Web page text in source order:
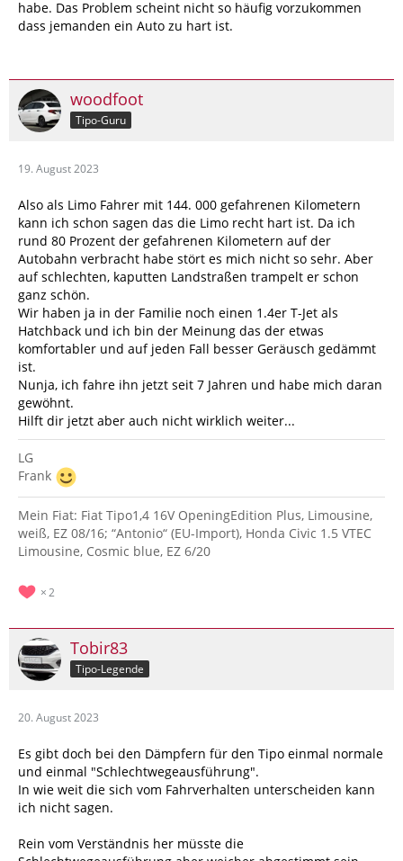
habe. Das Problem scheint nicht so häufig vorzukommen
dass jemanden ein Auto zu hart ist.
woodfoot
Tipo-Guru
19. August 2023
Also als Limo Fahrer mit 144. 000 gefahrenen Kilometern
kann ich schon sagen das die Limo recht hart ist. Da ich
rund 80 Prozent der gefahrenen Kilometern auf der
Autobahn verbracht habe stört es mich nicht so sehr. Aber
auf schlechten, kaputten Landstraßen trampelt er schon
ganz schön.
Wir haben ja in der Familie noch einen 1.4er T-Jet als
Hatchback und ich bin der Meinung das der etwas
komfortabler und auf jeden Fall besser Geräusch gedämmt
ist.
Nunja, ich fahre ihn jetzt seit 7 Jahren und habe mich daran
gewöhnt.
Hilft dir jetzt aber auch nicht wirklich weiter...
LG
Frank
Mein Fiat: Fiat Tipo1,4 16V OpeningEdition Plus, Limousine,
weiß, EZ 08/16; “Antonio“ (EU-Import), Honda Civic 1.5 VTEC
Limousine, Cosmic blue, EZ 6/20
2
Tobir83
Tipo-Legende
20. August 2023
Es gibt doch bei den Dämpfern für den Tipo einmal normale
und einmal "Schlechtwegeausführung".
In wie weit die sich vom Fahrverhalten unterscheiden kann
ich nicht sagen.
Rein vom Verständnis her müsste die